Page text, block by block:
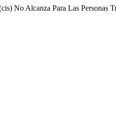
No Alcanza Para Las Personas